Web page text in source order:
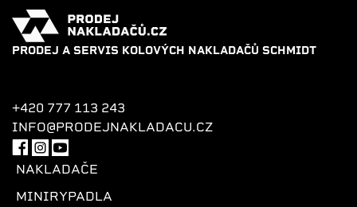
PRODEJ A SERVIS KOLOVÝCH NAKLADAČŮ SCHMIDT
+420 777 113 243
INFO@PRODEJNAKLADACU.CZ
NAKLADAČE
MINIRYPADLA